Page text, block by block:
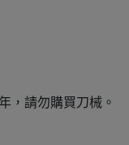
，請勿購買刀械。